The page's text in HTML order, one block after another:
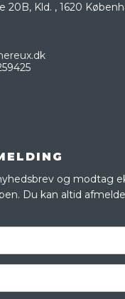
20B, Kld. , 1620
og modtag
Du kan altid